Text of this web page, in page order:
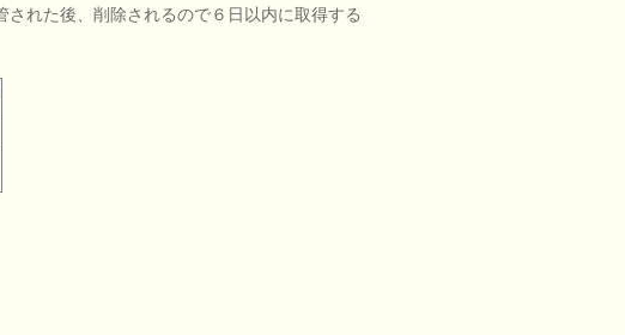
れた後、削除されるので６日以内に取得する